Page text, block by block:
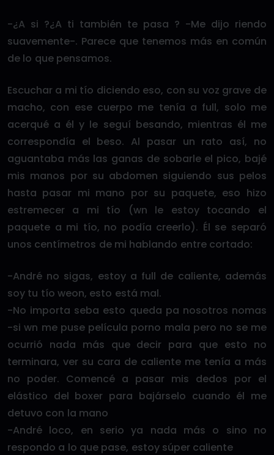
-¿A si ?¿A ti también te pasa ? -Me dijo riendo
suavemente-. Parece que tenemos más en común
de lo que pensamos.
Escuchar a mi tío diciendo eso, con su voz grave de
macho, con ese cuerpo me tenía a full, solo me
acerqué a él y le seguí besando, mientras él me
correspondía el beso. Al pasar un rato así, no
aguantaba más las ganas de sobarle el pico, bajé
mis manos por su abdomen siguiendo sus pelos
hasta pasar mi mano por su paquete, eso hizo
estremecer a mi tío (wn le estoy tocando el
paquete a mi tío, no podía creerlo). Él se separó
unos centímetros de mi hablando entre cortado:
-André no sigas, estoy a full de caliente, además
soy tu tío weon, esto está mal.
-No importa seba esto queda pa nosotros nomas
-si wn me puse película porno mala pero no se me
ocurrió nada más que decir para que esto no
terminara, ver su cara de caliente me tenía a más
no poder. Comencé a pasar mis dedos por el
elástico del boxer para bajárselo cuando él me
detuvo con la mano
-André loco, en serio ya nada más o sino no
respondo a lo que pase, estoy súper caliente